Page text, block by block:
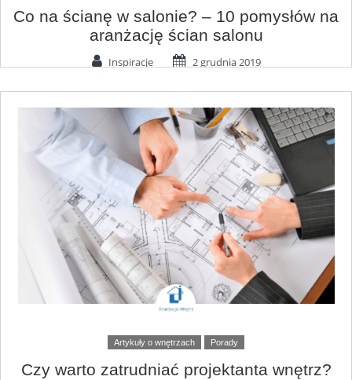
Co na ścianę w salonie? – 10 pomysłów na
aranżację ścian salonu
Inspiracje 2 grudnia 2019
Artykuły o wnętrzach Porady
Czy warto zatrudniać projektanta wnętrz?